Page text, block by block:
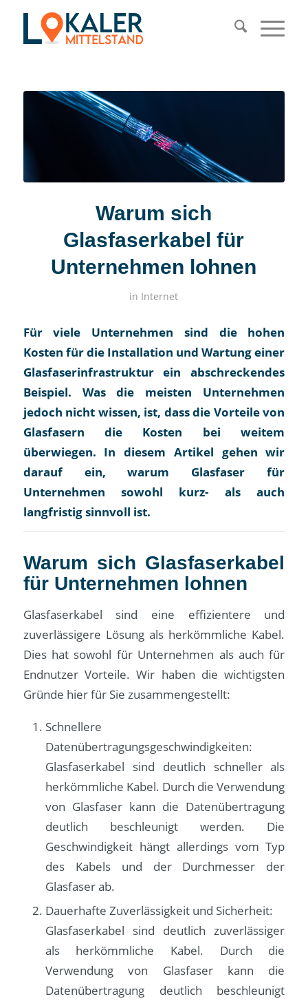
Warum sich
Glasfaserkabel für
Unternehmen lohnen
in Internet
Für viele Unternehmen sind die hohen
Kosten für die Installation und Wartung einer
Glasfaserinfrastruktur ein abschreckendes
Beispiel. Was die meisten Unternehmen
jedoch nicht wissen, ist, dass die Vorteile von
Glasfasern die Kosten bei weitem
überwiegen. In diesem Artikel gehen wir
darauf ein, warum Glasfaser für
Unternehmen sowohl kurz- als auch
langfristig sinnvoll ist.
Warum sich Glasfaserkabel
für Unternehmen lohnen
Glasfaserkabel sind eine effizientere und
zuverlässigere Lösung als herkömmliche Kabel.
Dies hat sowohl für Unternehmen als auch für
Endnutzer Vorteile. Wir haben die wichtigsten
Gründe hier für Sie zusammengestellt:
Schnellere
Datenübertragungsgeschwindigkeiten:
Glasfaserkabel sind deutlich schneller als
herkömmliche Kabel. Durch die Verwendung
von Glasfaser kann die Datenübertragung
deutlich beschleunigt werden. Die
Geschwindigkeit hängt allerdings vom Typ
des Kabels und der Durchmesser der
Glasfaser ab.
Dauerhafte Zuverlässigkeit und Sicherheit:
Glasfaserkabel sind deutlich zuverlässiger
als herkömmliche Kabel. Durch die
Verwendung von Glasfaser kann die
Datenübertragung deutlich beschleunigt